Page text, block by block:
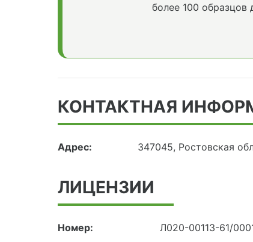
более 100 образцов
КОНТАКТНАЯ
Адрес: 347045, Ростовская
ЛИЦЕНЗИИ
Номер:
Л020-00113-61/